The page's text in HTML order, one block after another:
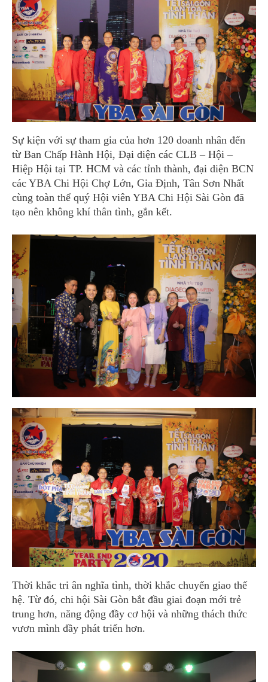
Sự kiện với sự tham gia của hơn 120 doanh nhân đến
từ Ban Chấp Hành Hội, Đại diện các CLB – Hội –
Hiệp Hội tại TP. HCM và các tỉnh thành, đại diện BCN
các YBA Chi Hội Chợ Lớn, Gia Định, Tân Sơn Nhất
cùng toàn thể quý Hội viên YBA Chi Hội Sài Gòn đã
tạo nên không khí thân tình, gắn kết.
Thời khắc tri ân nghĩa tình, thời khắc chuyển giao thế
hệ. Từ đó, chi hội Sài Gòn bắt đầu giai đoạn mới trẻ
trung hơn, năng động đầy cơ hội và những thách thức
vươn mình đầy phát triển hơn.